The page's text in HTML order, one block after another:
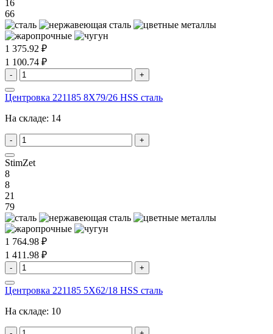
16
66
1 375.92 ₽
1 100.74 ₽
- +
Центровка 221185 8X79/26 HSS сталь
На складе: 14
- +
StimZet
8
8
21
79
1 764.98 ₽
1 411.98 ₽
- +
Центровка 221185 5X62/18 HSS сталь
На складе: 10